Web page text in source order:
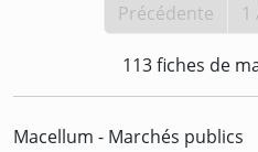
Précédente 1
113 fiches de
Macellum - Marchés publics